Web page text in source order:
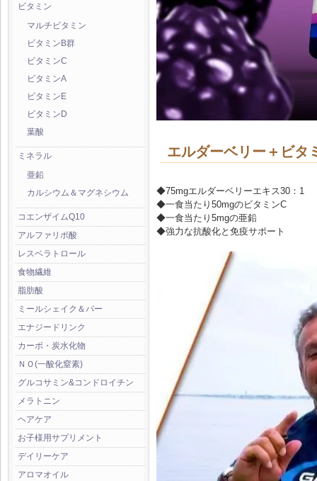
ビタミン
マルチビタミン
ビタミンB群
ビタミンC
ビタミンA
ビタミンE
ビタミンD
葉酸
ミネラル
亜鉛
カルシウム＆マグネシウム
コエンザイムQ10
アルファリポ酸
レスベラトロール
食物繊維
脂肪酸
ミールシェイク＆バー
エナジードリンク
カーボ・炭水化物
ＮＯ(一酸化窒素)
グルコサミン&コンドロイチン
メラトニン
ヘアケア
お子様用サプリメント
デイリーケア
アロマオイル
エルダーベリー＋ビタ
◆75mgエルダーベリーエキス30：1
◆一食当たり50mgのビタミンC
◆一食当たり5mgの亜鉛
◆強力な抗酸化と免疫サポート